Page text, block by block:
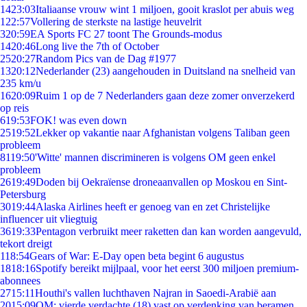
1423:03Italiaanse vrouw wint 1 miljoen, gooit kraslot per abuis weg
1 22:57Vollering de sterkste na lastige heuvelrit
320:59EA Sports FC 27 toont The Grounds-modus
1420:46Long live the 7th of October
2520:27Random Pics van de Dag #1977
1320:12Nederlander (23) aangehouden in Duitsland na snelheid van
235 km/u
1620:09Ruim 1 op de 7 Nederlanders gaan deze zomer onverzekerd
op reis
619:53FOK! was even down
2519:52Lekker op vakantie naar Afghanistan volgens Taliban geen
probleem
8119:50'Witte' mannen discrimineren is volgens OM geen enkel
probleem
2619:49Doden bij Oekraïense droneaanvallen op Moskou en Sint-
Petersburg
3019:44Alaska Airlines heeft er genoeg van en zet Christelijke
influencer uit vliegtuig
3619:33Pentagon verbruikt meer raketten dan kan worden aangevuld,
tekort dreigt
118:54Gears of War: E-Day open beta begint 6 augustus
1818:16Spotify bereikt mijlpaal, voor het eerst 300 miljoen premium-
abonnees
2715:11Houthi's vallen luchthaven Najran in Saoedi-Arabië aan